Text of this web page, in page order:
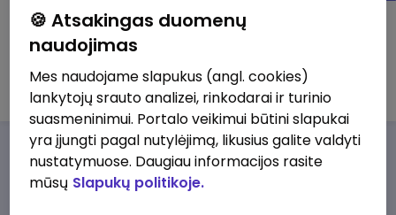
Elektroninio verslo sistemos, UAB
Darbo pasiūlymaiApie musPrivalumai
🍪 Atsakingas duomenų
naudojimas
Mes naudojame slapukus (angl. cookies)
lankytojų srauto analizei, rinkodarai ir turinio
suasmeninimui. Portalo veikimui būtini slapukai
yra įjungti pagal nutylėjimą, likusius galite valdyti
nustatymuose. Daugiau informacijos rasite
mūsų Slapukų politikoje.